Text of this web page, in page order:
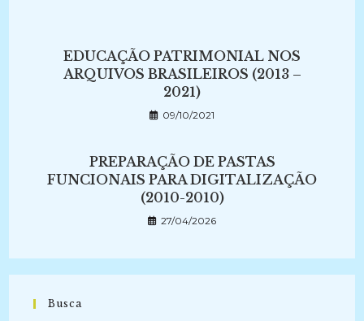
EDUCAÇÃO PATRIMONIAL NOS
ARQUIVOS BRASILEIROS (2013 –
2021)
09/10/2021
PREPARAÇÃO DE PASTAS
FUNCIONAIS PARA DIGITALIZAÇÃO
(2010-2010)
27/04/2026
Busca